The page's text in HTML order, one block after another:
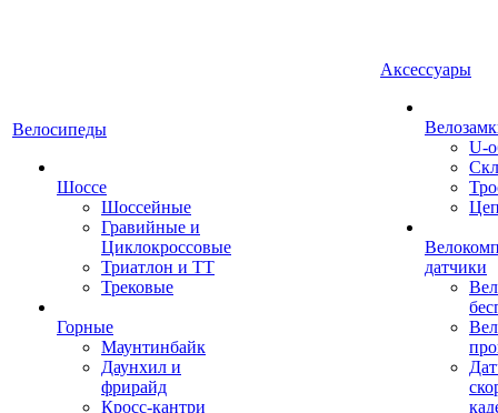
Велосипеды
Шоссе
Шоссейные
Гравийные и
Циклокроссовые
Триатлон и ТТ
Трековые
Горные
Маунтинбайк
Даунхил и
фрирайд
Кросс-кантри
Аксессуары
U-
датчики